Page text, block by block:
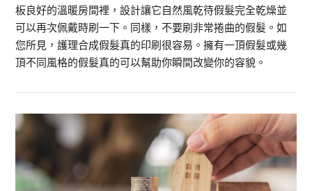
板良好的溫暖房間裡，設計讓它自然風乾待假髮完全乾燥並
可以再次佩戴時刷一下。同樣，不要刷非常捲曲的假髮。如
您所見，護理合成假髮真的印刷很容易。擁有一頂假髮或幾
頂不同風格的假髮真的可以幫助你瞬間改變你的容貌。